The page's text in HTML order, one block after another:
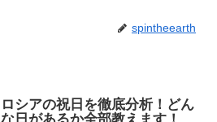
spintheearth
ロシアの祝日を徹底分析！どん